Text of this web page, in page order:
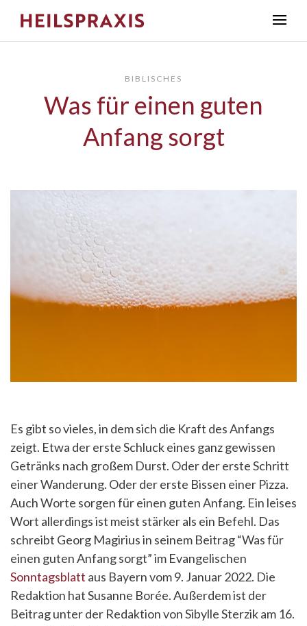
BIBLISCHES
Was für einen guten
Anfang sorgt
Es gibt so vieles, in dem sich die Kraft des Anfangs
zeigt. Etwa der erste Schluck eines ganz gewissen
Getränks nach großem Durst. Oder der erste Schritt
einer Wanderung. Oder der erste Bissen einer Pizza.
Auch Worte sorgen für einen guten Anfang. Ein leises
Wort allerdings ist meist stärker als ein Befehl. Das
schreibt Georg Magirius in seinem Beitrag “Was für
einen guten Anfang sorgt” im Evangelischen
Sonntagsblatt aus Bayern vom 9. Januar 2022. Die
Redaktion hat Susanne Borée. Außerdem ist der
Beitrag unter der Redaktion von Sibylle Sterzik am 16.